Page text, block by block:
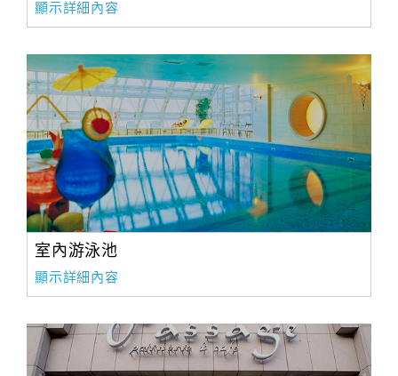
顯示詳細內容
室內游泳池
顯示詳細內容